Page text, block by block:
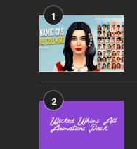
1
2